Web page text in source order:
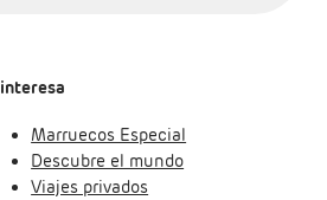
Marruecos Especial
Descubre el mundo
Viajes privados